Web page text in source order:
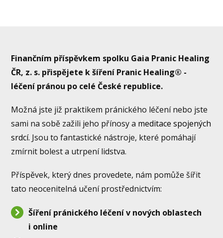
Finančním příspěvkem spolku Gaia Pranic Healing
ČR, z. s. přispějete k šíření Pranic Healing® -
léčení pránou po celé České republice.
Možná jste již praktikem pránického léčení nebo jste
sami na sobě zažili jeho přínosy a meditace spojených
srdcí. Jsou to fantastické nástroje, které pomáhají
zmírnit bolest a utrpení lidstva.
Příspěvek, který dnes provedete, nám pomůže šířit
tato neocenitelná učení prostřednictvím:
Šíření pránického léčení v nových oblastech
i online